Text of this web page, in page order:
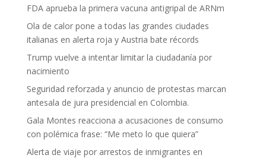
FDA aprueba la primera vacuna antigripal de ARNm
Ola de calor pone a todas las grandes ciudades
italianas en alerta roja y Austria bate récords
Trump vuelve a intentar limitar la ciudadanía por
nacimiento
Seguridad reforzada y anuncio de protestas marcan
antesala de jura presidencial en Colombia.
Gala Montes reacciona a acusaciones de consumo
con polémica frase: “Me meto lo que quiera”
Alerta de viaje por arrestos de inmigrantes en